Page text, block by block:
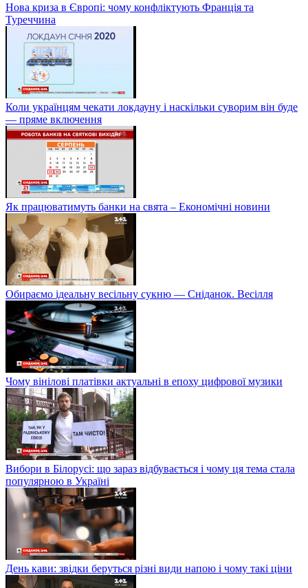
Нова криза в Європі: чому конфліктують Франція та
Туреччина
Коли українцям чекати локдауну і наскільки суворим він буде
— пряме включення
Як працюватимуть банки на свята – Економічні новини
Обираємо ідеальну весільну сукню — Сніданок. Весілля
Чому вінілові платівки актуальні в епоху цифрової музики
Вибори в Білорусі: що зараз відбувається і чому ця тема стала
популярною в Україні
День кави: звідки беруться різні види напою і чому такі ціни